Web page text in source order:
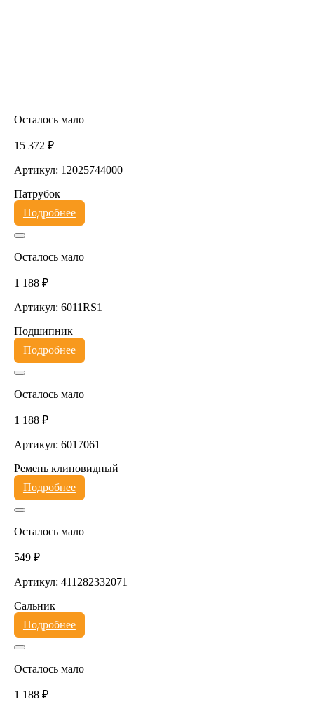
Осталось мало
15 372 ₽
Артикул: 12025744000
Патрубок
Подробнее
Осталось мало
1 188 ₽
Артикул: 6011RS1
Подшипник
Подробнее
Осталось мало
1 188 ₽
Артикул: 6017061
Ремень клиновидный
Подробнее
Осталось мало
549 ₽
Артикул: 411282332071
Сальник
Подробнее
Осталось мало
1 188 ₽